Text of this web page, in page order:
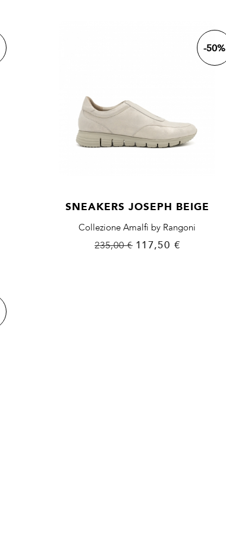
SNEAKERS JOSEPH BEIGE
Collezione Amalfi by Rangoni
Prezzo
235,00 € Prezzo
117,50 €
-50%